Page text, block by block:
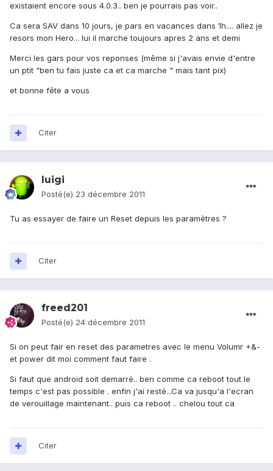
existaient encore sous 4.0.3.. ben je pourrais pas voir..
Ca sera SAV dans 10 jours, je pars en vacances dans 1h.... allez je
resors mon Hero... lui il marche toujours apres 2 ans et demi
Merci les gars pour vos reponses (même si j'avais envie d'entre
un ptit "ben tu fais juste ca et ca marche " mais tant pix)
et bonne fête a vous
Citer
luigi
Posté(e) 23 décembre 2011
Tu as essayer de faire un Reset depuis les paramètres ?
Citer
freed201
Posté(e) 24 décembre 2011
Si on peut fair en reset des parametres avec le menu Volumr +&-
et power dit moi comment faut faire .
Si faut que android soit demarré.. ben comme ca reboot tout le
temps c'est pas possible . enfin j'ai resté...Ca va jusqu'a l'ecran
de verouillage maintenant.. puis ca reboot .. chelou tout ca
Citer